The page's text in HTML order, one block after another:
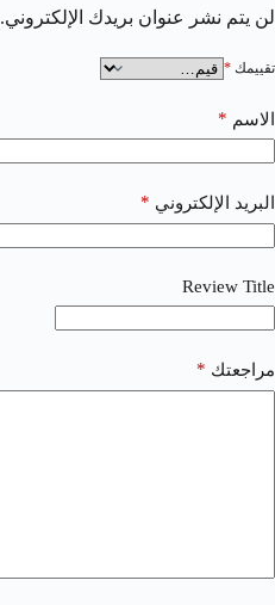
لن يتم نشر عنوان بريدك الإلكتروني.
تقييمك *
الاسم *
البريد الإلكتروني *
Review Title
مراجعتك *